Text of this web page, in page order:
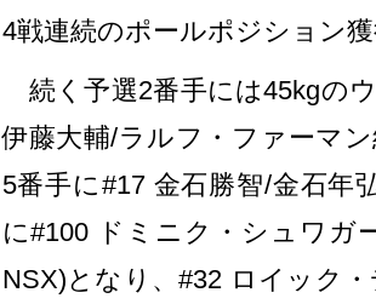
4戦連続のポールポジション
続く予選2番手には45kgの
伊藤大輔/ラルフ・ファーマ
5番手に#17 金石勝智/金石年
に#100 ドミニク・シュワガ
NSX)となり、#32 ロイック